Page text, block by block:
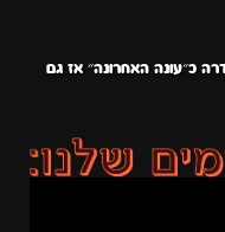
כ״עונה האחרונה״ אז גם